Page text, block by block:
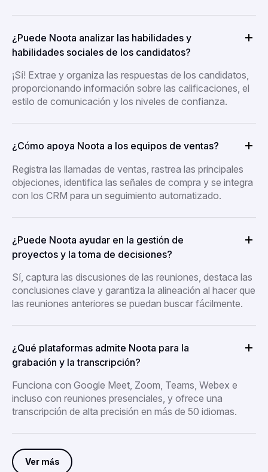
¿Puede Noota analizar las habilidades y
habilidades sociales de los candidatos?
¡Sí! Extrae y organiza las respuestas de los candidatos,
proporcionando información sobre las calificaciones, el
estilo de comunicación y los niveles de confianza.
¿Cómo apoya Noota a los equipos de ventas?
Registra las llamadas de ventas, rastrea las principales
objeciones, identifica las señales de compra y se integra
con los CRM para un seguimiento automatizado.
¿Puede Noota ayudar en la gestión de
proyectos y la toma de decisiones?
Sí, captura las discusiones de las reuniones, destaca las
conclusiones clave y garantiza la alineación al hacer que
las reuniones anteriores se puedan buscar fácilmente.
¿Qué plataformas admite Noota para la
grabación y la transcripción?
Funciona con Google Meet, Zoom, Teams, Webex e
incluso con reuniones presenciales, y ofrece una
transcripción de alta precisión en más de 50 idiomas.
Ver más